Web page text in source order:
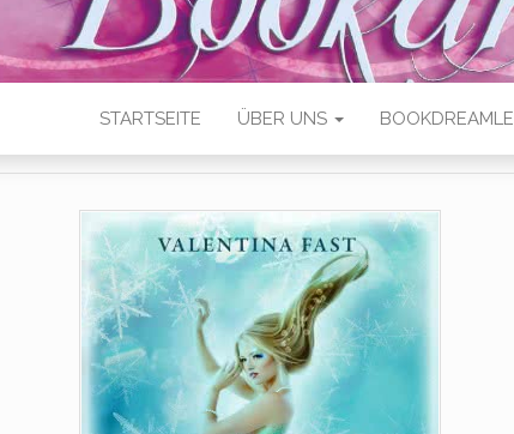
STARTSEITE ÜBER UNS